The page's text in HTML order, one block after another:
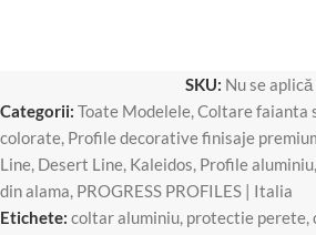
SKU: Nu se aplică
Categorii: Toate Modelele,Coltare faianta
colorate, Profile decorative finisaje
Line, Desert Line, Kaleidos, Profile aluminiu,
din alama, PROGRESS PROFILES | Italia
Etichete: coltar aluminiu, protectie perete,